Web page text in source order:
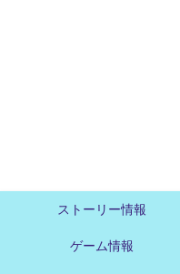
ストーリー情報
ゲーム情報